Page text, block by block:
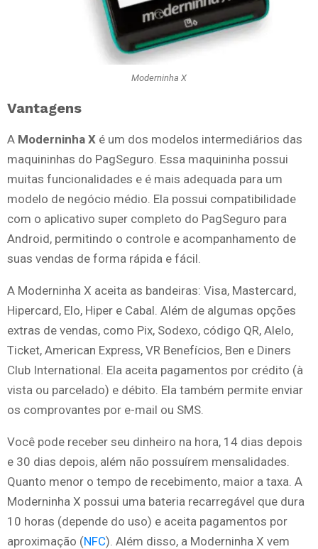
Moderninha X
Vantagens
A Moderninha X é um dos modelos intermediários das
maquininhas do PagSeguro. Essa maquininha possui
muitas funcionalidades e é mais adequada para um
modelo de negócio médio. Ela possui compatibilidade
com o aplicativo super completo do PagSeguro para
Android, permitindo o controle e acompanhamento de
suas vendas de forma rápida e fácil.
A Moderninha X aceita as bandeiras: Visa, Mastercard,
Hipercard, Elo, Hiper e Cabal. Além de algumas opções
extras de vendas, como Pix, Sodexo, código QR, Alelo,
Ticket, American Express, VR Benefícios, Ben e Diners
Club International. Ela aceita pagamentos por crédito (à
vista ou parcelado) e débito. Ela também permite enviar
os comprovantes por e-mail ou SMS.
Você pode receber seu dinheiro na hora, 14 dias depois
e 30 dias depois, além não possuírem mensalidades.
Quanto menor o tempo de recebimento, maior a taxa. A
Moderninha X possui uma bateria recarregável que dura
10 horas (depende do uso) e aceita pagamentos por
aproximação (NFC). Além disso, a Moderninha X vem